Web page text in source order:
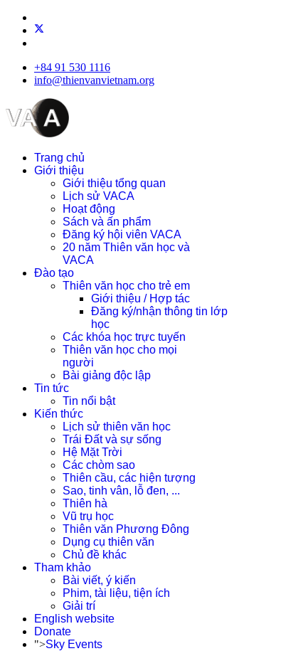
+84 91 530 1116
info@thienvanvietnam.org
Trang chủ
Giới thiệu
Giới thiệu tổng quan
Lịch sử VACA
Hoạt động
Sách và ấn phẩm
Đăng ký hội viên VACA
20 năm Thiên văn học và
VACA
Đào tạo
Thiên văn học cho trẻ em
Giới thiệu / Hợp tác
Đăng ký/nhận thông tin lớp
học
Các khóa học trực tuyến
Thiên văn học cho mọi
người
Bài giảng độc lập
Tin tức
Tin nổi bật
Kiến thức
Lịch sử thiên văn học
Trái Đất và sự sống
Hệ Mặt Trời
Các chòm sao
Thiên cầu, các hiện tượng
Sao, tinh vân, lỗ đen, ...
Thiên hà
Vũ trụ học
Thiên văn Phương Đông
Dụng cụ thiên văn
Chủ đề khác
Tham khảo
Bài viết, ý kiến
Phim, tài liệu, tiện ích
Giải trí
English website
Donate
">Sky Events